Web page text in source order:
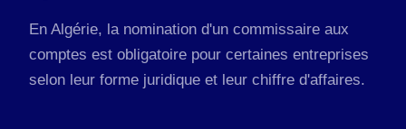
En Algérie, la nomination d'un commissaire aux
comptes est obligatoire pour certaines entreprises
selon leur forme juridique et leur chiffre d'affaires.